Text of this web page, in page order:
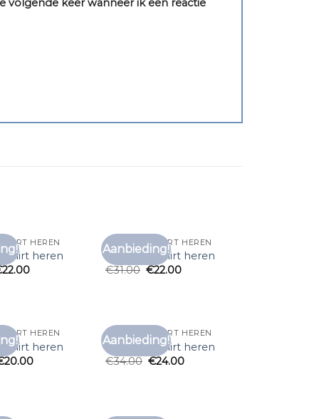
volgende keer wanneer ik een reactie
Toevoegen
aan
HEREN
shirt heren
22.00
Aanbieding!
Toevoegen
aan
ZEEMAN T SHIRT HEREN
zeeman t shirt heren
€31.00 €22.00
Toevoegen
aan
HEREN
shirt heren
20.00
Aanbieding!
Toevoegen
aan
ZEEMAN T SHIRT HEREN
zeeman t shirt heren
€34.00 €24.00